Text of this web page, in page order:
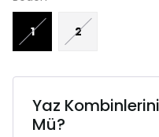
1 2
Yaz
Mü?